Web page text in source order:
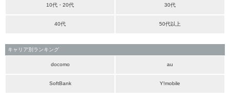
10代・20代 30代
40代 50代以上
キャリア別ランキング
docomo au
SoftBank Y!mobile